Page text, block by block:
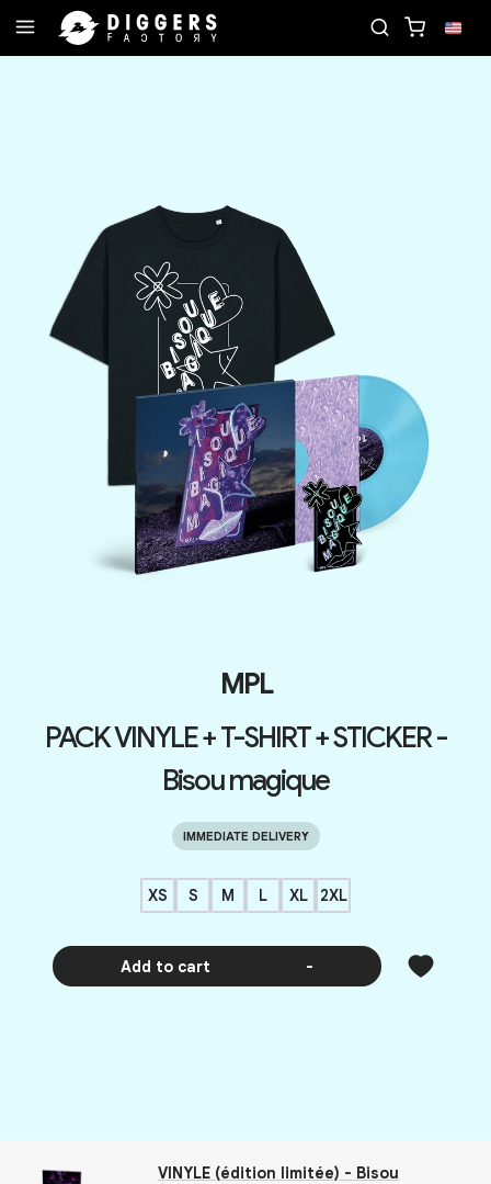
MPL
PACK VINYLE + T-SHIRT + STICKER -
Bisou magique
IMMEDIATE DELIVERY
XS S M L XL 2XL
Add to cart -
VINYLE (édition limitée) - Bisou